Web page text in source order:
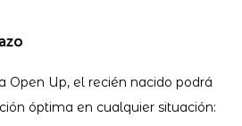
Open Up, el recién nacido podrá
óptima en cualquier situación: